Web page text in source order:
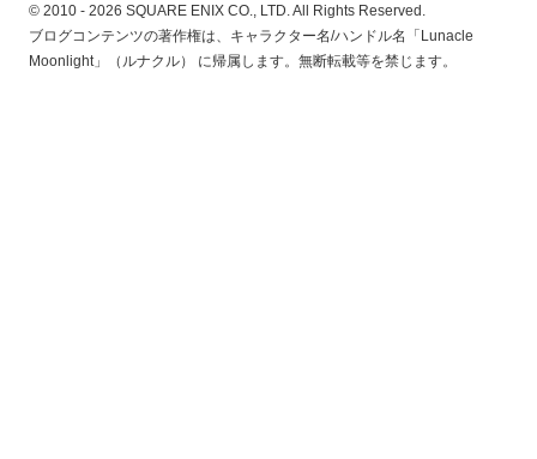
© 2010 - 2026 SQUARE ENIX CO., LTD. All Rights Reserved.
ブログコンテンツの著作権は、キャラクター名/ハンドル名「Lunacle
Moonlight」（ルナクル） に帰属します。無断転載等を禁じます。